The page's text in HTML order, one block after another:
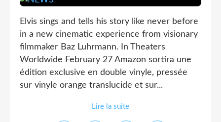
Elvis sings and tells his story like never before
in a new cinematic experience from visionary
filmmaker Baz Luhrmann. In Theaters
Worldwide February 27 Amazon sortira une
édition exclusive en double vinyle, pressée
sur vinyle orange translucide et sur...
Lire la suite